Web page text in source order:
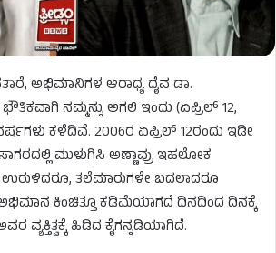
ಅಭಿಮಾನಿಗಳ ಆರಾಧ್ಯ ದೈವ ಡಾ.
ನಮ್ಮನ್ನು ಅಗಲಿ ಇಂದು (ಏಪ್ರಿಲ್ 12,
ಕಳೆದಿವೆ. 2006ರ ಏಪ್ರಿಲ್ 12ರಂದು ಇಡೀ
ಮುಳುಗಿಸಿ ಅಣ್ಣಾವ್ರು ಇಹಲೋಕ
ಉರುಳಿದರೂ, ತಲೆಮಾರುಗಳೇ ಬದಲಾದರೂ
ಕಿಂಚಿತ್ತೂ ಕಡಿಮೆಯಾಗದೆ ದಿನದಿಂದ ದಿನಕ್ಕೆ
ವ್ಯಕ್ತಿತ್ವಕ್ಕೆ ಹಿಡಿದ ಕೈಗನ್ನಡಿಯಾಗಿದೆ.